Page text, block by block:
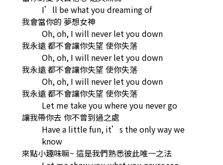
I’ll be what you dreaming of
我會當你的 夢想女神
Oh, oh, I will never let you down
我永遠 都不會讓你失望 使你失落
Oh, oh, I will never let you down
我永遠 都不會讓你失望 使你失落
Oh, oh, I will never let you down
我永遠 都不會讓你失望 使你失落
Let me take you where you never go
讓我帶你去 你不曾到過之處
Have a little fun, it’s the only way we
know
來點小趣味嘛~ 這是我們熟悉彼此唯一之法